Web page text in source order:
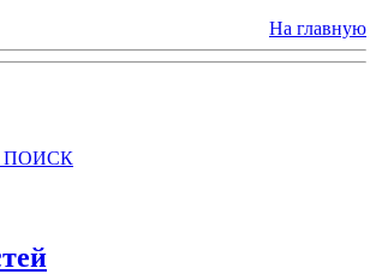
На главную
ПОИСК